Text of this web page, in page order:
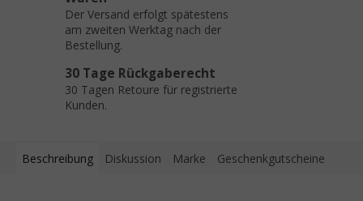
Der Versand erfolgt spätestens
am zweiten Werktag nach der
Bestellung.
30 Tage Rückgaberecht
30 Tagen Retoure für registrierte
Kunden.
Beschreibung Diskussion Marke Geschenkgutscheine